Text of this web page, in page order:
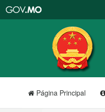
RAE
de
Macau
Página Principal